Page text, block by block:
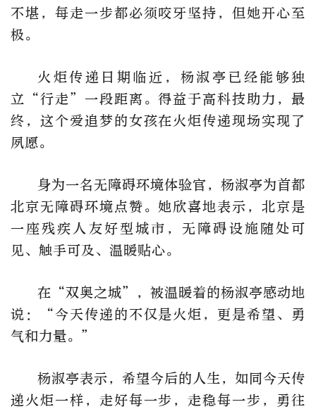
不堪，每走一步都必须咬牙坚持，但她开心至
极。
火炬传递日期临近，杨淑亭已经能够独
立“行走”一段距离。得益于高科技助力，最
终，这个爱追梦的女孩在火炬传递现场实现了
夙愿。
身为一名无障碍环境体验官，杨淑亭为首都
北京无障碍环境点赞。她欣喜地表示，北京是
一座残疾人友好型城市，无障碍设施随处可
见、触手可及、温暖贴心。
在“双奥之城”，被温暖着的杨淑亭感动地
说：“今天传递的不仅是火炬，更是希望、勇
气和力量。”
杨淑亭表示，希望今后的人生，如同今天传
递火炬一样，走好每一步，走稳每一步，勇往